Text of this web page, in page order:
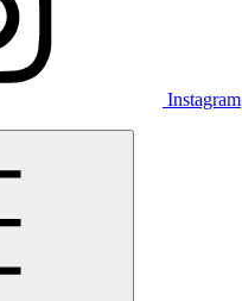
Instagram